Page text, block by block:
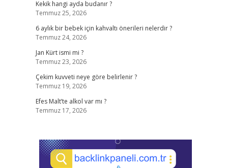
Kekik hangi ayda budanır ?
Temmuz 25, 2026
6 aylık bir bebek için kahvaltı önerileri nelerdir ?
Temmuz 24, 2026
Jan Kürt ismi mi ?
Temmuz 23, 2026
Çekim kuvveti neye göre belirlenir ?
Temmuz 19, 2026
Efes Malt’te alkol var mı ?
Temmuz 17, 2026